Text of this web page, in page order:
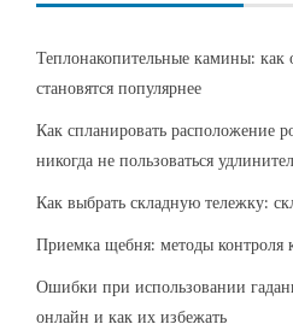
Теплонакопительные камины:
становятся популярнее
Как спланировать расположение
никогда не пользоваться
Как выбрать складную тележку:
Приемка щебня: методы контроля
Ошибки при использовании
онлайн и как их избежать